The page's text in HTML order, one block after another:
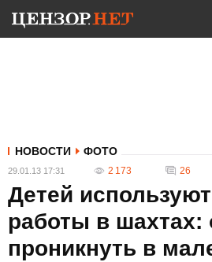
НОВОСТИ ФОТО
29.01.13 17:31 2 173 26
Детей
работы в шахтах:
проникнуть в